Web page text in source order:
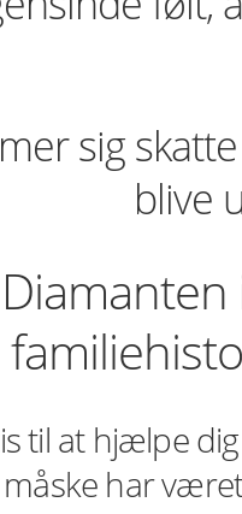
sig
blive
til at hjælpe
måske har